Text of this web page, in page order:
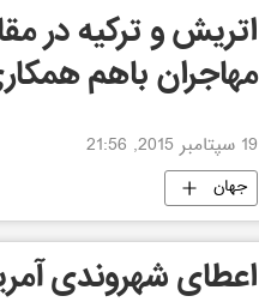
اتریش و ترکیه در
مهاجران باهم
19 سپتامبر 2015, 21:56
جهان
اعطای شهروندی